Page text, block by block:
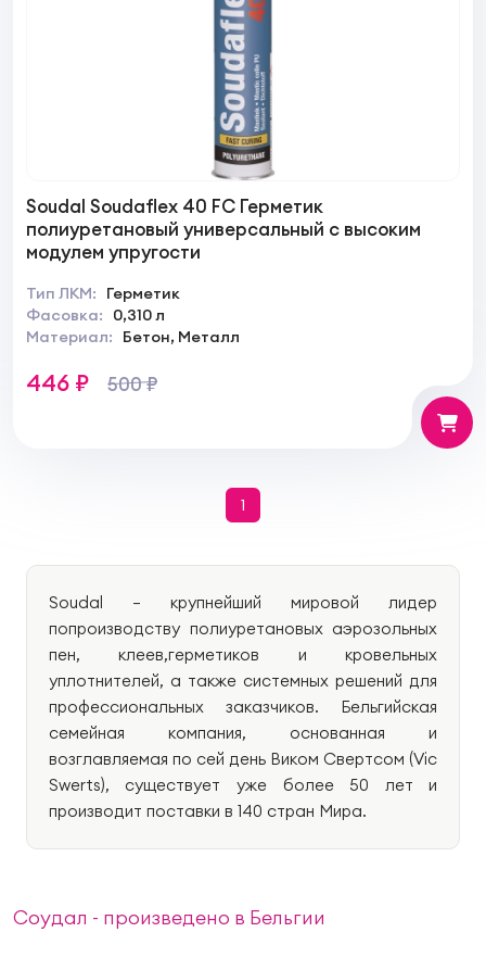
Soudal Soudaflex 40 FC Герметик
полиуретановый универсальный с высоким
модулем упругости
Тип ЛКМ:
Герметик
Фасовка:
0,310 л
Материал:
Бетон, Металл
446 ₽ 500 ₽
1
Soudal — крупнейший мировой лидер
попроизводству полиуретановых аэрозольных
пен, клеев,герметиков и кровельных
уплотнителей, а также системных решений для
профессиональных заказчиков. Бельгийская
семейная компания, основанная и
возглавляемая по сей день Виком Свертсом (Vic
Swerts), существует уже более 50 лет и
производит поставки в 140 стран Мира.
Соудал - произведено в Бельгии